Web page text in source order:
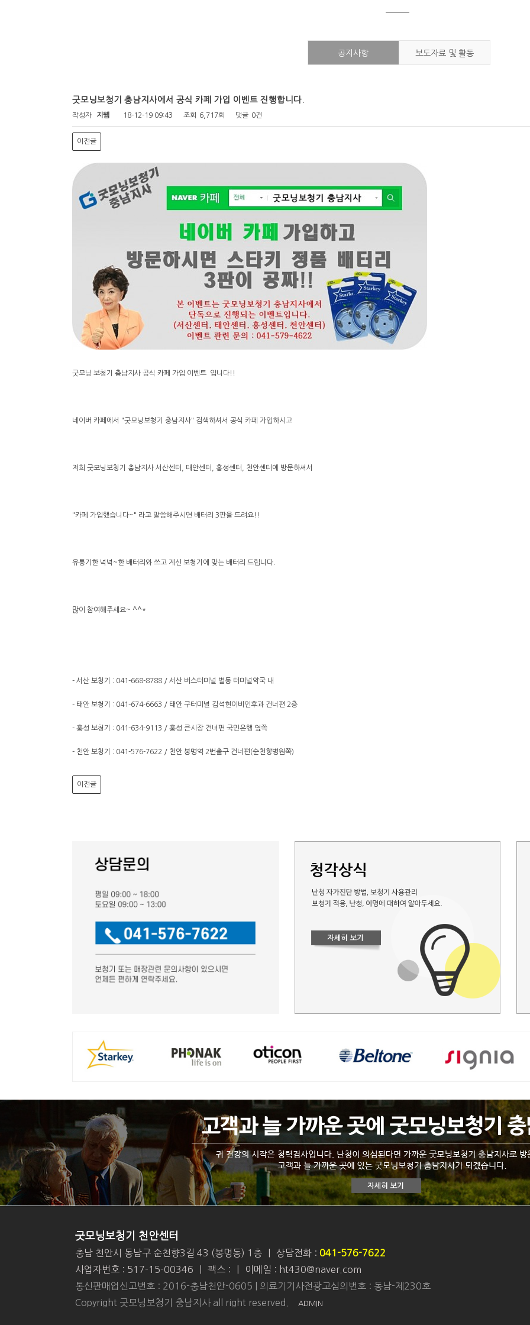
공지사항 보도자료 및 활동
굿모닝보청기 충남지사에서 공식 카페 가입 이벤트 진행합니다.
작성자 지웹 18-12-19 09:43 조회 6,717회 댓글 0건
이전글
굿모닝 보청기 충남지사 공식 카페 가입 이벤트 입니다!!
네이버 카페에서 "굿모닝보청기 충남지사" 검색하셔서 공식 카페 가입하시고
저희 굿모닝보청기 충남지사 서산센터, 태안센터, 홍성센터, 천안센터에 방문하셔서
"카페 가입했습니다~" 라고 말씀해주시면 배터리 3판을 드려요!!
유통기한 넉넉~한 배터리와 쓰고 계신 보청기에 맞는 배터리 드립니다.
많이 참여해주세요~ ^^*
- 서산 보청기 : 041-668-8788 / 서산 버스터미널 별동 터미널약국 내
- 태안 보청기 : 041-674-6663 / 태안 구터미널 김석현이비인후과 건너편 2층
- 홍성 보청기 : 041-634-9113 / 홍성 큰시장 건너편 국민은행 옆쪽
- 천안 보청기 : 041-576-7622 / 천안 봉명역 2번출구 건너편(순천향병원쪽)
이전글
굿모닝보청기 천안센터
충남 천안시 동남구 순천향3길 43 (봉명동) 1층 상담전화 : 041-576-7622
사업자번호 : 517-15-00346
팩스 :
이메일 : ht430@naver.com
통신판매업신고번호 : 2016-충남천안-0605 | 의료기기사전광고심의번호 : 동남-제230호
Copyright 굿모닝보청기 충남지사 all right reserved.
ADMIN